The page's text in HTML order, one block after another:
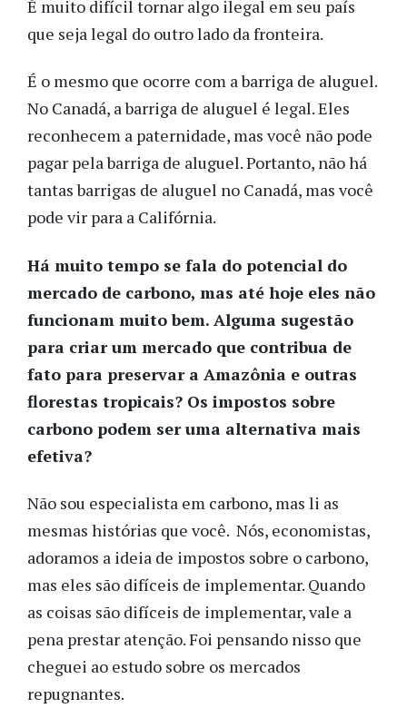
É muito difícil tornar algo ilegal em seu país
que seja legal do outro lado da fronteira.
É o mesmo que ocorre com a barriga de aluguel.
No Canadá, a barriga de aluguel é legal. Eles
reconhecem a paternidade, mas você não pode
pagar pela barriga de aluguel. Portanto, não há
tantas barrigas de aluguel no Canadá, mas você
pode vir para a Califórnia.
Há muito tempo se fala do potencial do
mercado de carbono, mas até hoje eles não
funcionam muito bem. Alguma sugestão
para criar um mercado que contribua de
fato para preservar a Amazônia e outras
florestas tropicais? Os impostos sobre
carbono podem ser uma alternativa mais
efetiva?
Não sou especialista em carbono, mas li as
mesmas histórias que você. Nós, economistas,
adoramos a ideia de impostos sobre o carbono,
mas eles são difíceis de implementar. Quando
as coisas são difíceis de implementar, vale a
pena prestar atenção. Foi pensando nisso que
cheguei ao estudo sobre os mercados
repugnantes.